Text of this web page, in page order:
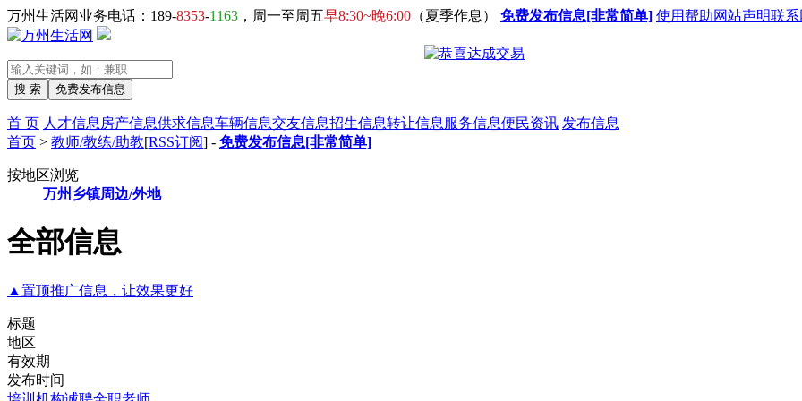
万州生活网业务电话：189-8353-1163 ，周一至周五早8:30~晚6:00 （夏季作息） 免费发布信息[非常简单] 使用帮助网站声明联
首 页 人才信息 房产信息供求信息车辆信息交友信息招生信息转让信息 服务信息便民资讯 发布信息
首页 > 教师/教练/助教[RSS订阅] - 免费发布信息[非常简单]
按地区浏览
万州 乡镇周边/外地
全部信息
▲置顶推广信息，让效果更好
标题
地区
有效期
发布时间